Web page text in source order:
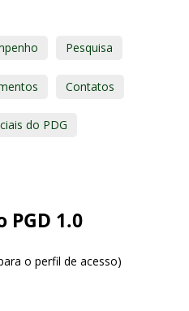
Pesquisa
Contatos
do PDG
1.0
o perfil de acesso)